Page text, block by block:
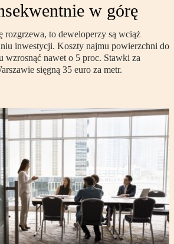
w górę
rozgrzewa, to deweloperzy są wciąż
inwestycji. Koszty najmu powierzchni do
wzrosnąć nawet o 5 proc. Stawki za
sięgną 35 euro za metr.